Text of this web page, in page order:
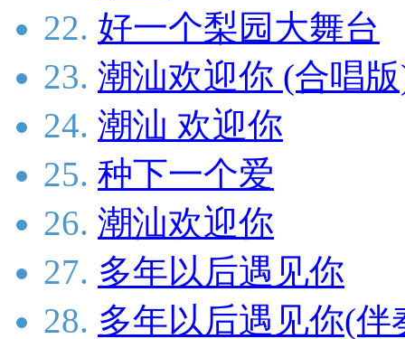
22. 好一个梨园大舞台
23. 潮汕欢迎你 (合唱
24. 潮汕 欢迎你
25. 种下一个爱
26. 潮汕欢迎你
27. 多年以后遇见你
28. 多年以后遇见你(伴